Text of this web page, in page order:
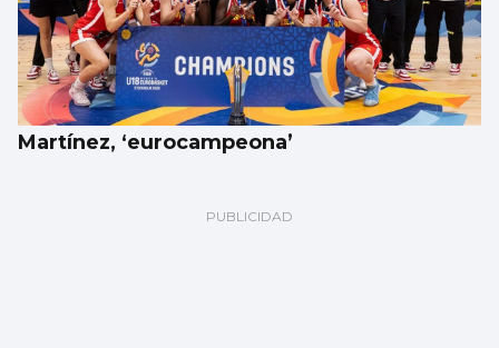
Martínez, ‘eurocampeona’